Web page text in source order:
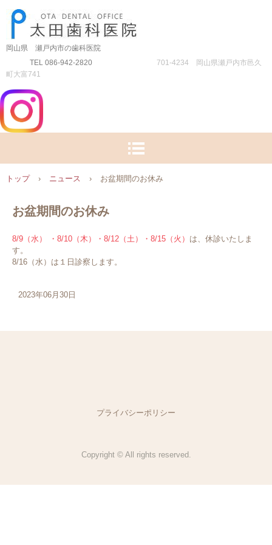
岡山県 瀬戸内市の歯科医院
TEL 086-942-2820
701-4234 岡山県瀬戸内市邑久
町大富741
トップ › ニュース › お盆期間のお休み
お盆期間のお休み
8/9（水） ・8/10（木）・8/12（土）・8/15（火） は、休診いたしま
す。
8/16（水）は１日診察します。
2023年06月30日
プライバシーポリシー
Copyright © All rights reserved.